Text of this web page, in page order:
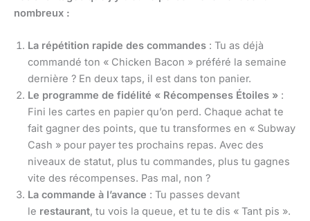
nombreux :
La répétition rapide des commandes : Tu as déjà
commandé ton « Chicken Bacon » préféré la semaine
dernière ? En deux taps, il est dans ton panier.
Le programme de fidélité « Récompenses Étoiles » :
Fini les cartes en papier qu’on perd. Chaque achat te
fait gagner des points, que tu transformes en « Subway
Cash » pour payer tes prochains repas. Avec des
niveaux de statut, plus tu commandes, plus tu gagnes
vite des récompenses. Pas mal, non ?
La commande à l’avance : Tu passes devant
le restaurant, tu vois la queue, et tu te dis « Tant pis ».